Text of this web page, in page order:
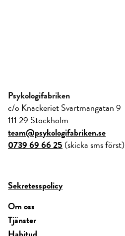
Psykologifabriken
c/o Knackeriet Svartmangatan 9
111 29 Stockholm
team@psykologifabriken.se
0739 69 66 25 (skicka sms först)
Sekretesspolicy
Om oss
Tjänster